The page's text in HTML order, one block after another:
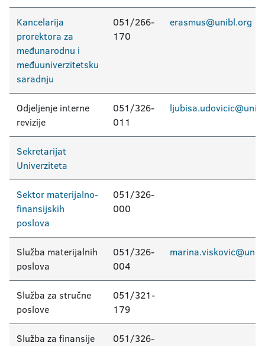
Kancelarija
prorektora za
međunarodnu i
međuuniverzitetsku
saradnju
051/266-
170
erasmus@unibl.org
Odjeljenje interne
revizije
051/326-
011
Sekretarijat
Univerziteta
Sektor materijalno-
finansijskih
poslova
051/326-
000
Služba materijalnih
poslova
051/326-
004
Služba za stručne
poslove
051/321-
179
Služba za finansije
051/326-